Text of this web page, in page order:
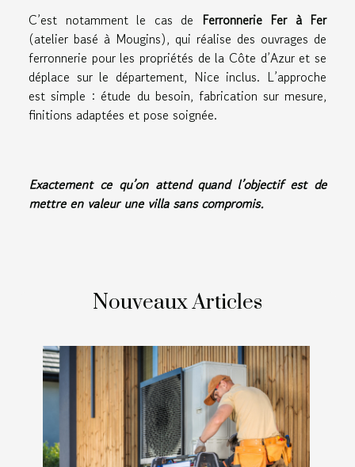
C’est notamment le cas de Ferronnerie Fer à Fer
(atelier basé à Mougins), qui réalise des ouvrages de
ferronnerie pour les propriétés de la Côte d’Azur et se
déplace sur le département, Nice inclus. L’approche
est simple : étude du besoin, fabrication sur mesure,
finitions adaptées et pose soignée.
Exactement ce qu’on attend quand l’objectif est de
mettre en valeur une villa sans compromis.
Nouveaux Articles